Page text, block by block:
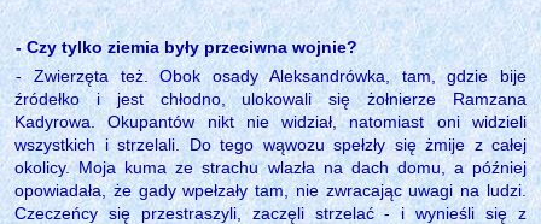
- Czy tylko ziemia były przeciwna wojnie?
- Zwierzęta też. Obok osady Aleksandrówka, tam, gdzie bije
źródełko i jest chłodno, ulokowali się żołnierze Ramzana
Kadyrowa. Okupantów nikt nie widział, natomiast oni widzieli
wszystkich i strzelali. Do tego wąwozu spełzły się żmije z całej
okolicy. Moja kuma ze strachu wlazła na dach domu, a później
opowiadała, że gady wpełzały tam, nie zwracając uwagi na ludzi.
Czeczeńcy się przestraszyli, zaczęli strzelać - i wynieśli się z